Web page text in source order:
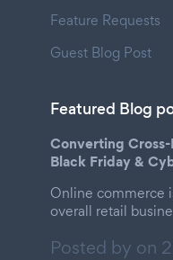
Feature Requests
Guest Blog Post
Featured Blog
Converting
Black Friday &
Online commerce
overall retail
Posted by on